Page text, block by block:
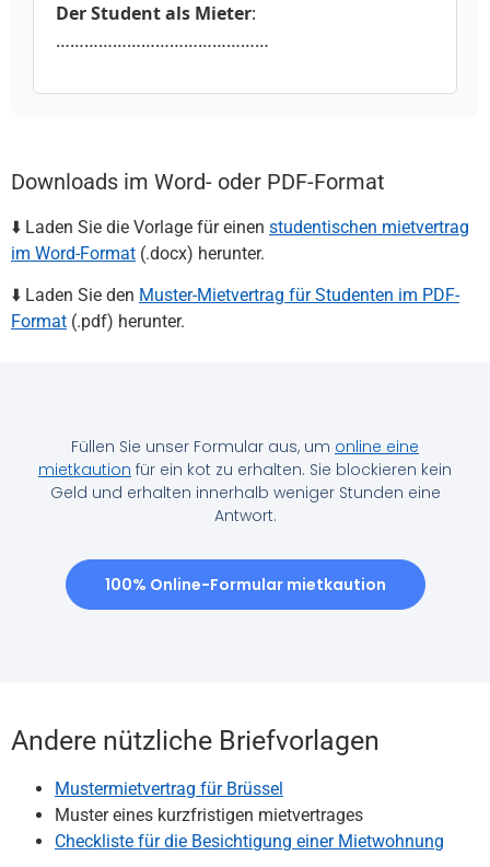
Der Student als Mieter:
………………………………………
Downloads im Word- oder PDF-Format
⬇️ Laden Sie die Vorlage für einen studentischen mietvertrag
im Word-Format (.docx) herunter.
⬇️ Laden Sie den Muster-Mietvertrag für Studenten im PDF-
Format (.pdf) herunter.
Füllen Sie unser Formular aus, um online eine
mietkaution für ein kot zu erhalten. Sie blockieren kein
Geld und erhalten innerhalb weniger Stunden eine
Antwort.
100% Online-Formular mietkaution
Andere nützliche Briefvorlagen
Mustermietvertrag für Brüssel
Muster eines kurzfristigen mietvertrages
Checkliste für die Besichtigung einer Mietwohnung